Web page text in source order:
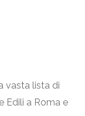
vasta lista di
Edili a Roma e